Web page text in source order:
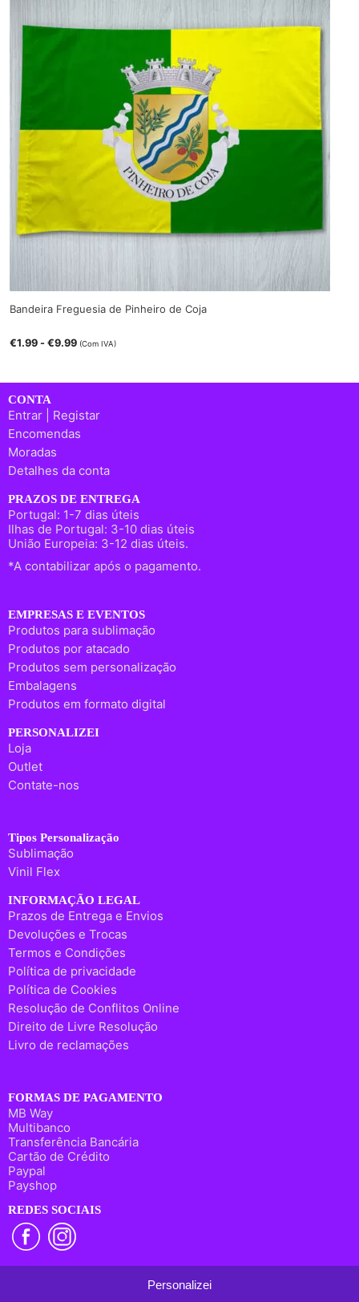
Bandeira Freguesia de Pinheiro de Coja
€1.99 -€9.99 (Com IVA)
CONTA
Entrar | Registar
Encomendas
Moradas
Detalhes da conta
PRAZOS DE ENTREGA
Portugal: 1-7 dias úteis
Ilhas de Portugal: 3-10 dias úteis
União Europeia: 3-12 dias úteis.
*A contabilizar após o pagamento.
EMPRESAS E EVENTOS
Produtos para sublimação
Produtos por atacado
Produtos sem personalização
Embalagens
Produtos em formato digital
PERSONALIZEI
Loja
Outlet
Contate-nos
Tipos Personalização
Sublimação
Vinil Flex
INFORMAÇÃO LEGAL
Prazos de Entrega e Envios
Devoluções e Trocas
Termos e Condições
Política de privacidade
Política de Cookies
Resolução de Conflitos Online
Direito de Livre Resolução
Livro de reclamações
FORMAS DE PAGAMENTO
MB Way
Multibanco
Transferência Bancária
Cartão de Crédito
Paypal
Payshop
REDES SOCIAIS
Personalizei